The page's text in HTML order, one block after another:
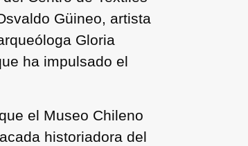
Güineo, artista
Gloria
ha impulsado el
el Museo Chileno
historiadora del